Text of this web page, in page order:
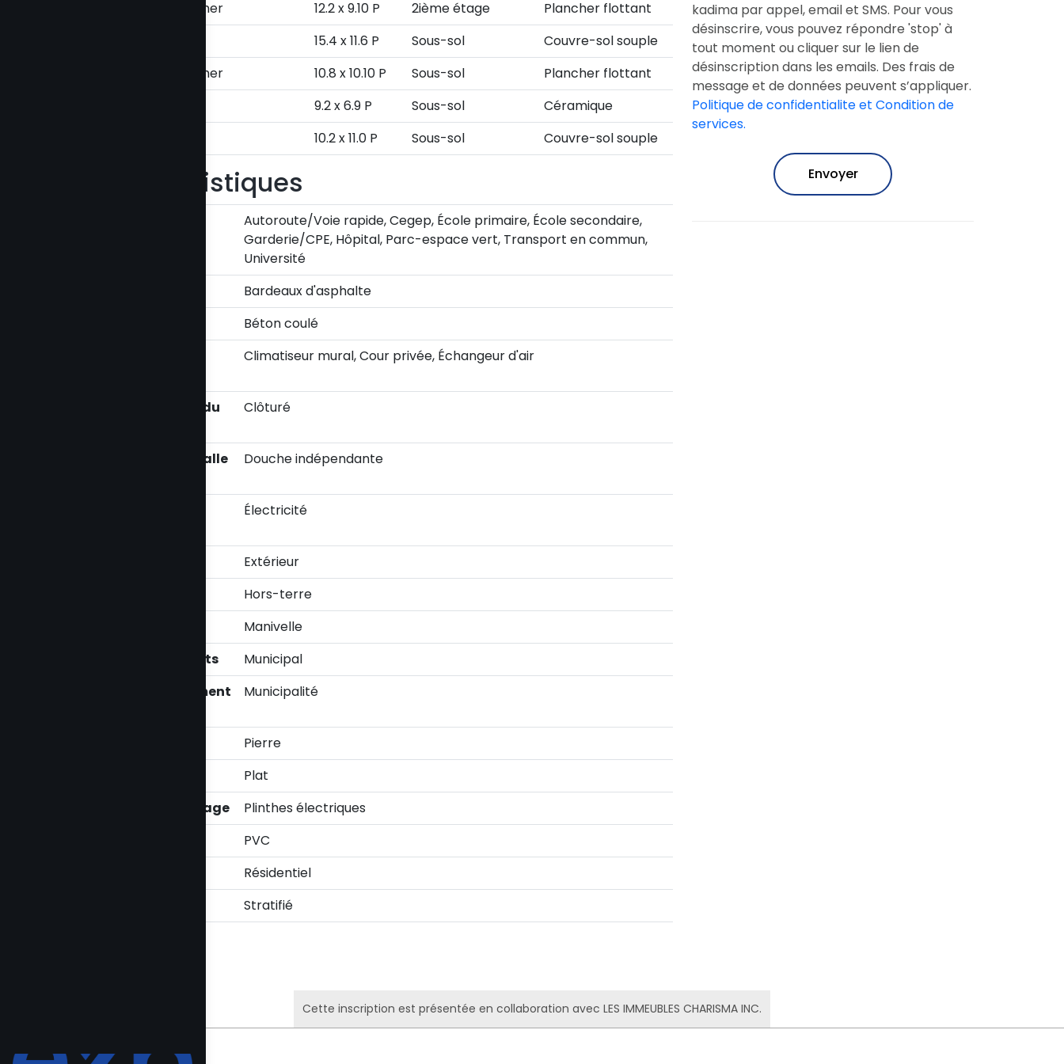
Chambre à coucher
12.2 x 9.10 P 2ième étage
Plancher flottant
15.4 x 11.6 P Sous-sol
Couvre-sol souple
Chambre à coucher
10.8 x 10.10 P Sous-sol
Plancher flottant
9.2 x 6.9 P Sous-sol
Céramique
10.2 x 11.0 P Sous-sol Couvre-sol souple
Caractéristiques
Autoroute/Voie rapide, Cegep, École primaire, École secondaire,
Garderie/CPE, Hôpital, Parc-espace vert, Transport en commun,
Université
Bardeaux d'asphalte
Béton coulé
Climatiseur mural, Cour privée, Échangeur d'air
Aménagement du
Clôturé
Salle de bains/salle
Douche indépendante
Électricité
Extérieur
Hors-terre
Manivelle
Système d'égouts
Municipal
Approvisionnement
Municipalité
Pierre
Plat
Mode de chauffage
Plinthes électriques
PVC
Résidentiel
Stratifié
kadima par appel, email et SMS. Pour vous
désinscrire, vous pouvez répondre 'stop' à
tout moment ou cliquer sur le lien de
désinscription dans les emails. Des frais de
message et de données peuvent s’appliquer.
Politique de confidentialite et Condition de
services.
Envoyer
Cette inscription est présentée en collaboration avec LES IMMEUBLES CHARISMA INC.